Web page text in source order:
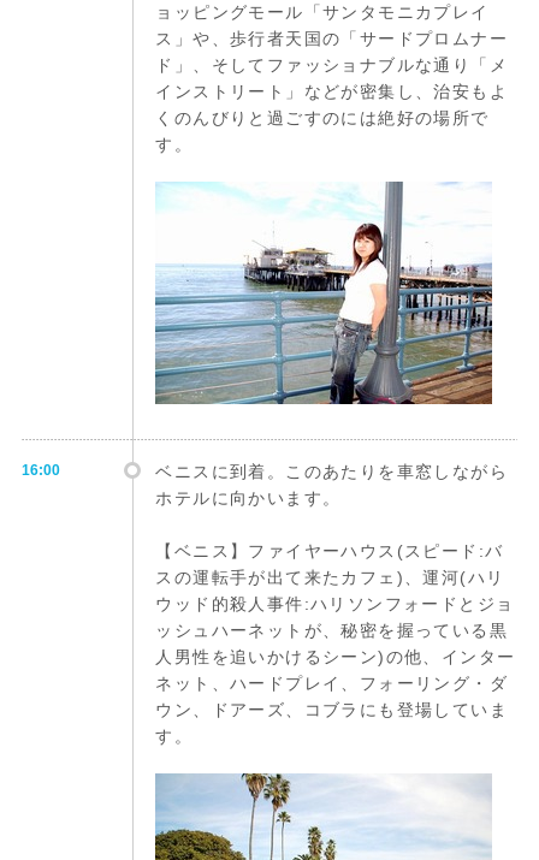
ョッピングモール「サンタモニカプレイ
ス」や、歩行者天国の「サードプロムナー
ド」、そしてファッショナブルな通り「メ
インストリート」などが密集し、治安もよ
くのんびりと過ごすのには絶好の場所で
す。
16:00
ベニスに到着。このあたりを車窓しながら
ホテルに向かいます。
【ベニス】ファイヤーハウス(スピード:バ
スの運転手が出て来たカフェ)、運河(ハリ
ウッド的殺人事件:ハリソンフォードとジョ
ッシュハーネットが、秘密を握っている黒
人男性を追いかけるシーン)の他、インター
ネット、ハードプレイ、フォーリング・ダ
ウン、ドアーズ、コブラにも登場していま
す。